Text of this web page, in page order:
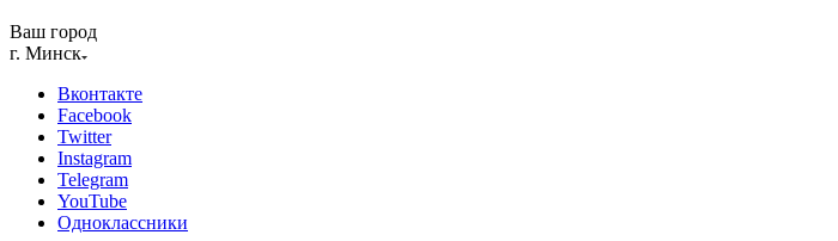
Ваш город
г. Минск
Вконтакте
Facebook
Twitter
Instagram
Telegram
YouTube
Одноклассники